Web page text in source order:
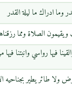
وما ادراك ما ليلة القدر
ويقيمون الصلاة ومما
فيها رواسي وانبتنا
ولا طائر يطير بجناحيه